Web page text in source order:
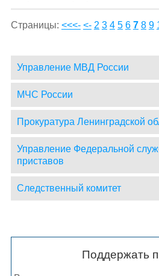
Страницы: <<<- <- 2 3 4 5 6 7 8 9
Управление МВД России
МЧС России
Прокуратура Ленинградской
Управление Федеральной
приставов
Следственный комитет
Поддержать